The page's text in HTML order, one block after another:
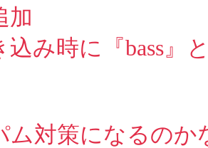
加
込み時に『bass』
ム対策になるの